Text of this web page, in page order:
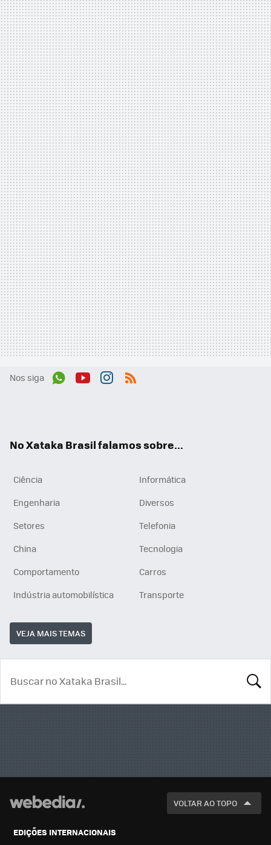
Nos siga
No Xataka Brasil falamos sobre...
Ciência
Informática
Engenharia
Diversos
Setores
Telefonia
China
Tecnologia
Comportamento
Carros
Indústria automobilística
Transporte
VEJA MAIS TEMAS
VOLTAR AO TOPO
EDIÇÕES INTERNACIONAIS